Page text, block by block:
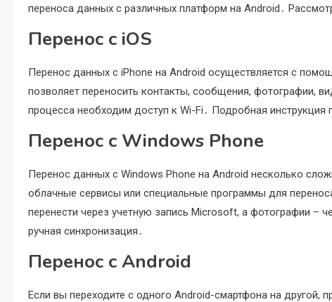
переноса данных с различных платформ на Android․
Перенос с iOS
Перенос данных с iPhone на Android осуществляется с
позволяет переносить контакты, сообщения, фотографии,
процесса необходим доступ к Wi-Fi․ Подробная
Перенос с Windows Phone
Перенос данных с Windows Phone на Android несколько
облачные сервисы или специальные программы для
перенести через учетную запись Microsoft, а фотографии –
ручная синхронизация․
Перенос с Android
Если вы переходите с одного Android-смартфона на другой,